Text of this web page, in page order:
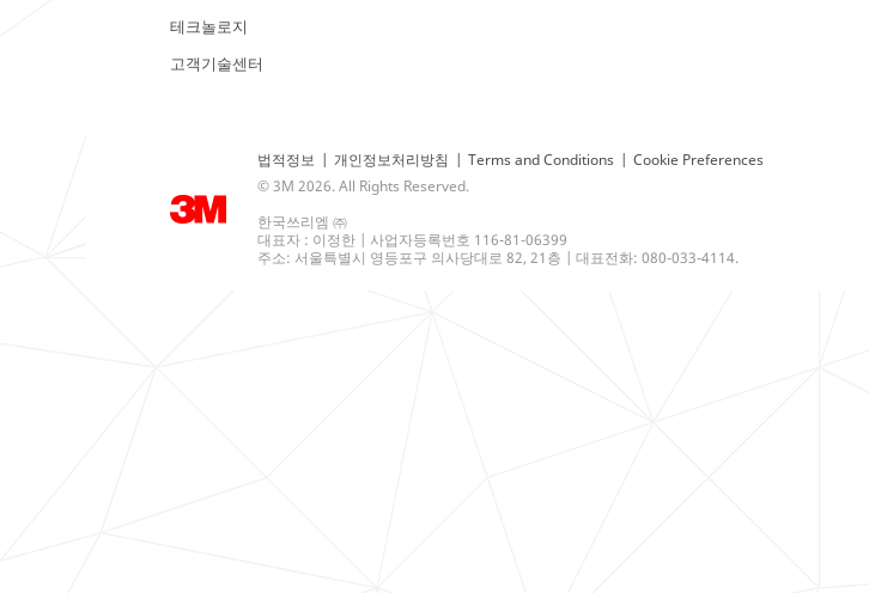
테크놀로지
고객기술센터
법적정보 | 개인정보처리방침 | Terms and Conditions | Cookie Preferences
© 3M 2026. All Rights Reserved.
한국쓰리엠 ㈜
대표자 : 이정한 | 사업자등록번호 116-81-06399
주소: 서울특별시 영등포구 의사당대로 82, 21층 | 대표전화: 080-033-4114.